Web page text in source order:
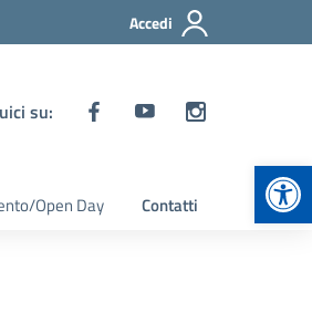
Accedi
su:
Open Day Contatti